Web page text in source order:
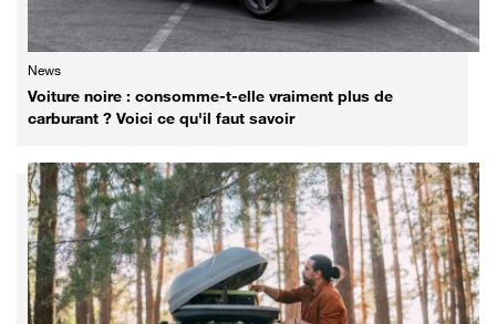
News
Voiture noire : consomme-t-elle vraiment plus de
carburant ? Voici ce qu'il faut savoir